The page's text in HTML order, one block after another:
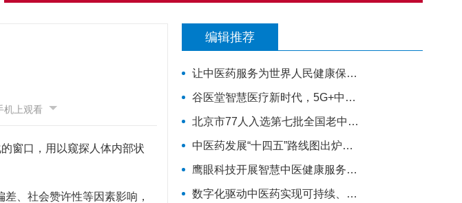
机上观看
窗口，用以窥探人体内部状
、社会赞许性等因素影响，
编辑推荐
让中医药服务为世界人民健康保驾护航——西安中医脑病医院为外籍患者服务纪实
谷医堂智慧医疗新时代，5G+中医诊疗大有可为！|谷医堂科技中医
北京市77人入选第七批全国老中医药专家学术经验继承工作指导老师（附名单）
中医药发展“十四五”路线图出炉！火线解读，对基层医生有哪些利好？
鹰眼科技开展智慧中医健康服务进社区活动
数字化驱动中医药实现可持续、高质量的发展